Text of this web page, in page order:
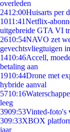
overleden
2412:00Huisarts per
1011:41Netflix-
uitgebreide GTA VI
2610:54NAVO zet
gevechtsvliegtuigen in
1410:46Accell,
betaling aan
1910:44Drone met
hybride aanval
5710:16
leeg
3909:53Vinted-foto's
309:33XBOX
jaar